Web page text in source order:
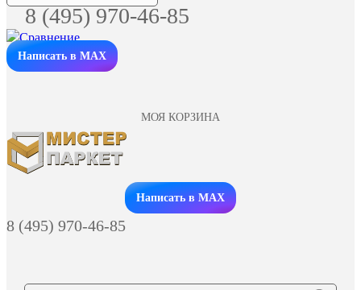
8 (495) 970-46-85
Написать в MAX
МОЯ КОРЗИНА
Заказать звонок
Написать в MAX
8 (495) 970-46-85